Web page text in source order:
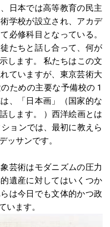
日本では高等教育の民主
学校が設立され、アカデ
必修科目となっている。
たちと話し合って、何が
します。 私たちはこの文
ていますが、東京芸術大
ための主要な予備校の 1
、「日本画」（国家的な
します。 ）西洋絵画とは
ョンでは、最初に教えら
ッサンです。
芸術はモダニズムの圧力
遺産に対してはいくつか
は今日でも文体的かつ政
います。